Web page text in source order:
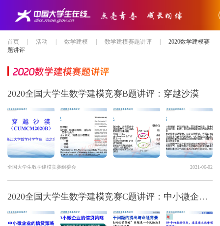
首页 活动 数学建模 数学建模赛题讲评
2020数学建模赛
题讲评
2020数学建模赛题讲评
2020全国大学生数学建模竞赛B题讲评：穿越沙漠
全国大学生数学建模竞赛组委会 2021-06-02
2020全国大学生数学建模竞赛C题讲评：中小微企业的信贷策略